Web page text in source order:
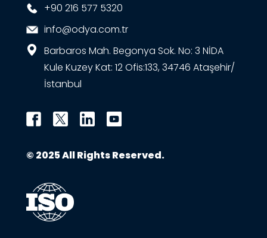
+90 216 577 5320
info@odya.com.tr
Barbaros Mah. Begonya Sok. No: 3 NİDA
Kule Kuzey Kat: 12 Ofis:133, 34746 Ataşehir/
İstanbul
© 2025 All Rights Reserved.